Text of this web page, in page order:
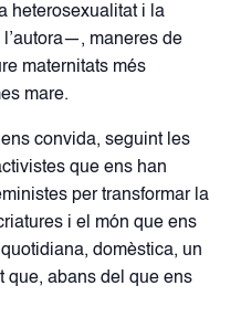
heterosexualitat i la
maneres de
maternitats més
mare.
convida, seguint les
que ens han
per transformar la
i el món que ens
domèstica, un
que, abans del que ens